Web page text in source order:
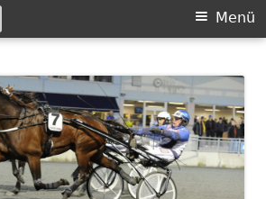
Menü
Suchen
nach: